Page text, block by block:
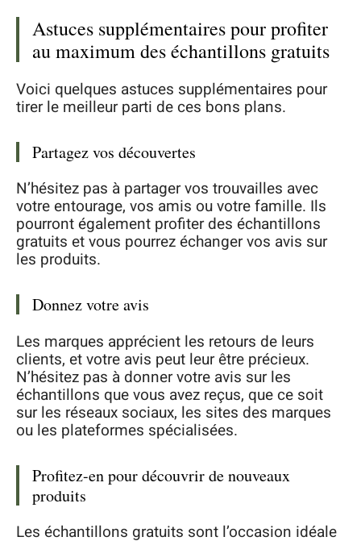
Astuces supplémentaires pour profiter
au maximum des échantillons gratuits
Voici quelques astuces supplémentaires pour
tirer le meilleur parti de ces bons plans.
Partagez vos découvertes
N’hésitez pas à partager vos trouvailles avec
votre entourage, vos amis ou votre famille. Ils
pourront également profiter des échantillons
gratuits et vous pourrez échanger vos avis sur
les produits.
Donnez votre avis
Les marques apprécient les retours de leurs
clients, et votre avis peut leur être précieux.
N’hésitez pas à donner votre avis sur les
échantillons que vous avez reçus, que ce soit
sur les réseaux sociaux, les sites des marques
ou les plateformes spécialisées.
Profitez-en pour découvrir de nouveaux
produits
Les échantillons gratuits sont l’occasion idéale